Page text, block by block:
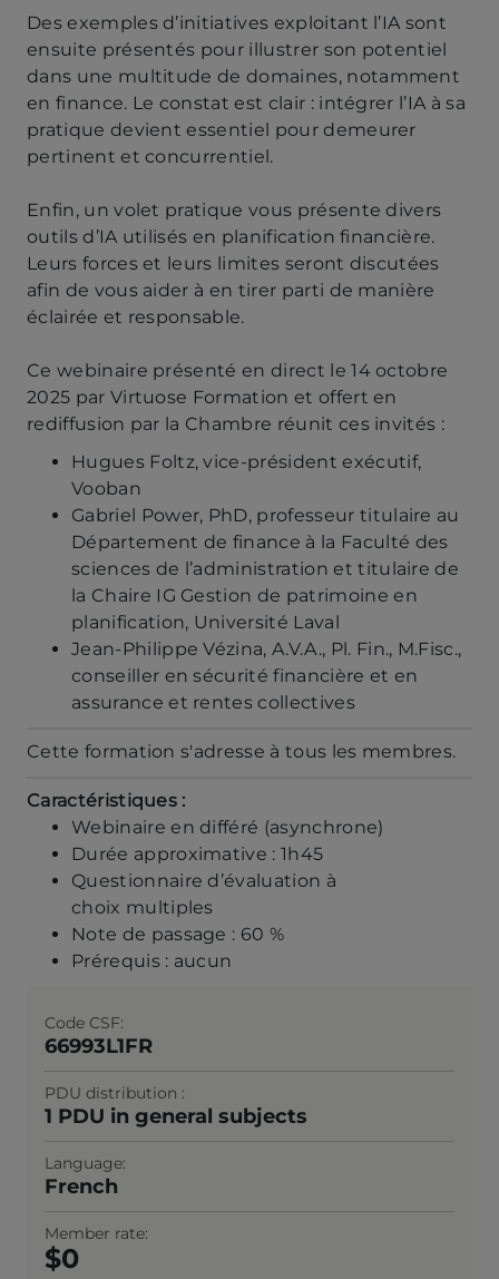
Des exemples d’initiatives exploitant l’IA sont
ensuite présentés pour illustrer son potentiel
dans une multitude de domaines, notamment
en finance. Le constat est clair : intégrer l’IA à sa
pratique devient essentiel pour demeurer
pertinent et concurrentiel.
Enfin, un volet pratique vous présente divers
outils d’IA utilisés en planification financière.
Leurs forces et leurs limites seront discutées
afin de vous aider à en tirer parti de manière
éclairée et responsable.
Ce webinaire présenté en direct le 14 octobre
2025 par Virtuose Formation et offert en
rediffusion par la Chambre réunit ces invités :
Hugues Foltz, vice-président exécutif,
Vooban
Gabriel Power, PhD, professeur titulaire au
Département de finance à la Faculté des
sciences de l’administration et titulaire de
la Chaire IG Gestion de patrimoine en
planification, Université Laval
Jean-Philippe Vézina, A.V.A., Pl. Fin., M.Fisc.,
conseiller en sécurité financière et en
assurance et rentes collectives
Cette formation s'adresse à tous les membres.
Caractéristiques :
Webinaire en différé (asynchrone)
Durée approximative : 1h45
Questionnaire d’évaluation à
choix multiples
Note de passage : 60 %
Prérequis : aucun
Code CSF
66993L1FR
PDU distribution
1 PDU in general subjects
Language
French
Member rate
0